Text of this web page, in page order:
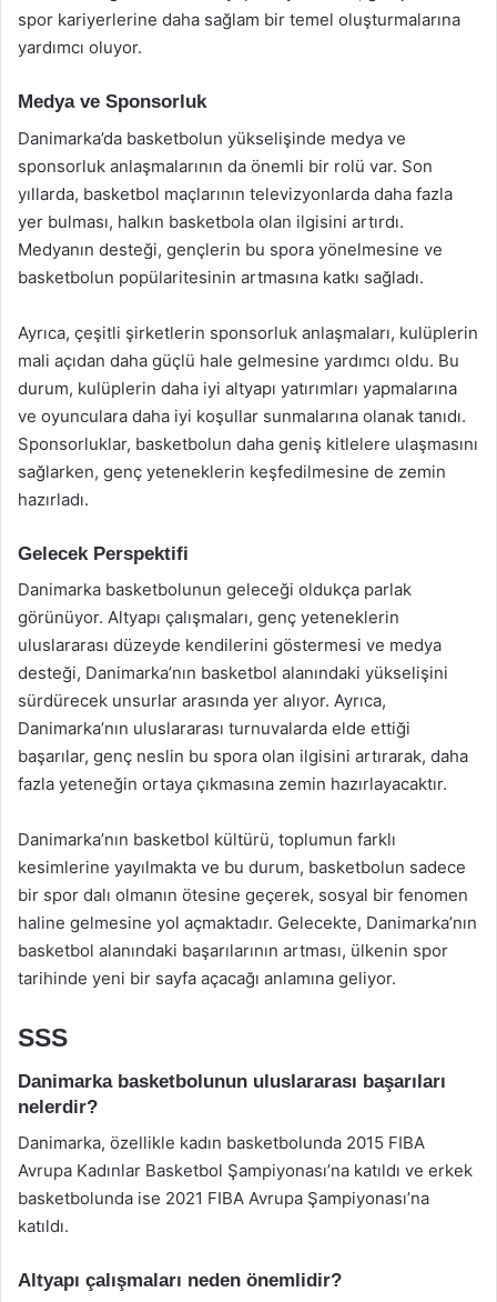
spor kariyerlerine daha sağlam bir temel oluşturmalarına
yardımcı oluyor.
Medya ve Sponsorluk
Danimarka’da basketbolun yükselişinde medya ve
sponsorluk anlaşmalarının da önemli bir rolü var. Son
yıllarda, basketbol maçlarının televizyonlarda daha fazla
yer bulması, halkın basketbola olan ilgisini artırdı.
Medyanın desteği, gençlerin bu spora yönelmesine ve
basketbolun popülaritesinin artmasına katkı sağladı.
Ayrıca, çeşitli şirketlerin sponsorluk anlaşmaları, kulüplerin
mali açıdan daha güçlü hale gelmesine yardımcı oldu. Bu
durum, kulüplerin daha iyi altyapı yatırımları yapmalarına
ve oyunculara daha iyi koşullar sunmalarına olanak tanıdı.
Sponsorluklar, basketbolun daha geniş kitlelere ulaşmasını
sağlarken, genç yeteneklerin keşfedilmesine de zemin
hazırladı.
Gelecek Perspektifi
Danimarka basketbolunun geleceği oldukça parlak
görünüyor. Altyapı çalışmaları, genç yeteneklerin
uluslararası düzeyde kendilerini göstermesi ve medya
desteği, Danimarka’nın basketbol alanındaki yükselişini
sürdürecek unsurlar arasında yer alıyor. Ayrıca,
Danimarka’nın uluslararası turnuvalarda elde ettiği
başarılar, genç neslin bu spora olan ilgisini artırarak, daha
fazla yeteneğin ortaya çıkmasına zemin hazırlayacaktır.
Danimarka’nın basketbol kültürü, toplumun farklı
kesimlerine yayılmakta ve bu durum, basketbolun sadece
bir spor dalı olmanın ötesine geçerek, sosyal bir fenomen
haline gelmesine yol açmaktadır. Gelecekte, Danimarka’nın
basketbol alanındaki başarılarının artması, ülkenin spor
tarihinde yeni bir sayfa açacağı anlamına geliyor.
SSS
Danimarka basketbolunun uluslararası başarıları
nelerdir?
Danimarka, özellikle kadın basketbolunda 2015 FIBA
Avrupa Kadınlar Basketbol Şampiyonası’na katıldı ve erkek
basketbolunda ise 2021 FIBA Avrupa Şampiyonası’na
katıldı.
Altyapı çalışmaları neden önemlidir?